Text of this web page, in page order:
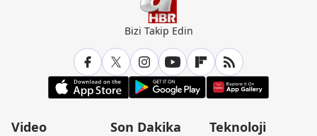
Bizi Takip Edin
Video
Son Dakika
Teknoloji